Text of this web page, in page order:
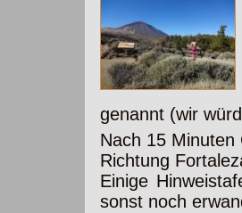
genannt (wir
Nach 15
Richtung
Einige
sonst noch